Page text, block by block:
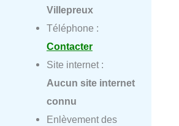
Villepreux
Téléphone :
Contacter
Site internet :
Aucun site internet
connu
Enlèvement des